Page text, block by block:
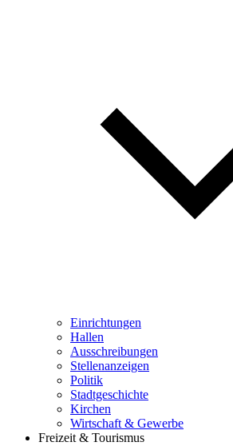
Einrichtungen
Hallen
Ausschreibungen
Stellenanzeigen
Politik
Stadtgeschichte
Kirchen
Wirtschaft & Gewerbe
Freizeit & Tourismus